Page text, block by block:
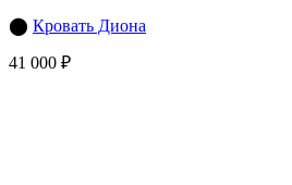
⬤ Кровать Диона
41 000 ₽